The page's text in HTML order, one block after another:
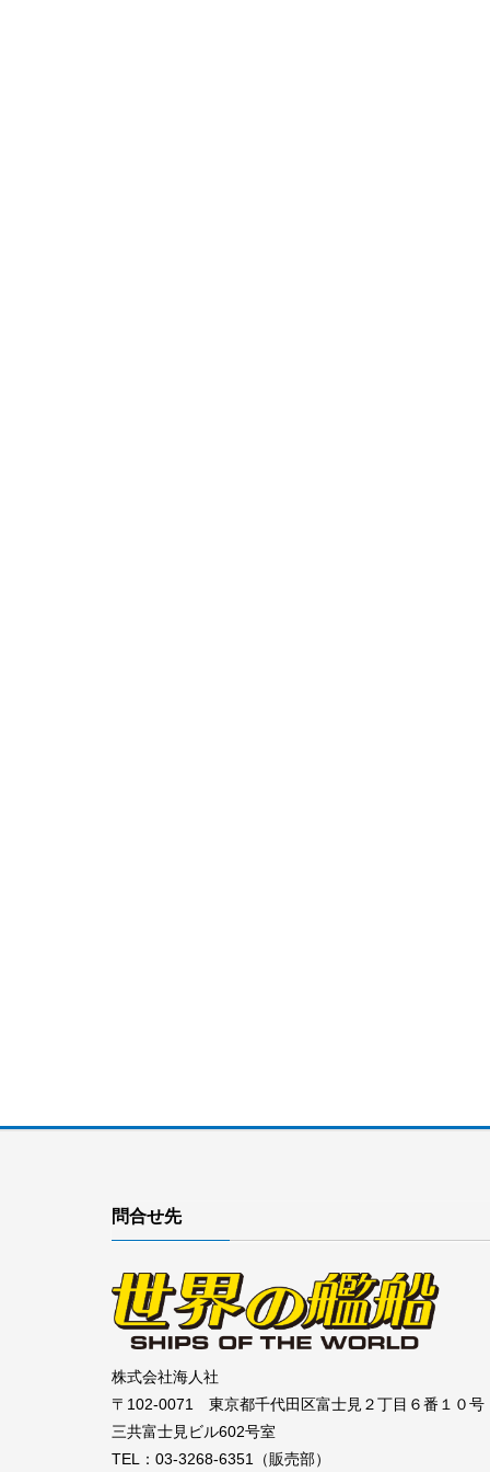
問合せ先
株式会社海人社
〒102-0071 東京都千代田区富士見２丁目６番１０号
三共富士見ビル602号室
TEL：03-3268-6351（販売部）